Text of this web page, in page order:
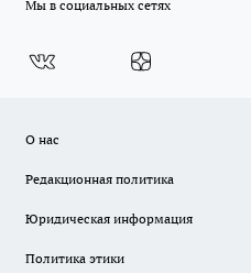
Мы в социальных сетях
О нас
Редакционная политика
Юридическая информация
Политика этики